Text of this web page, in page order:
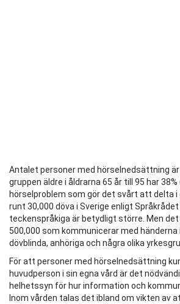
Antalet personer med hörselnedsättning är
gruppen äldre i åldrarna 65 år till 95 har
hörselproblem som gör det svårt att delta
runt 30,000 döva i Sverige enligt
teckenspråkiga är betydligt större. Men
500,000 som kommunicerar med händerna
dövblinda, anhöriga och några olika
För att personer med hörselnedsättning
huvudperson i sin egna vård är det
helhetssyn för hur information och
Inom vården talas det ibland om vikten av